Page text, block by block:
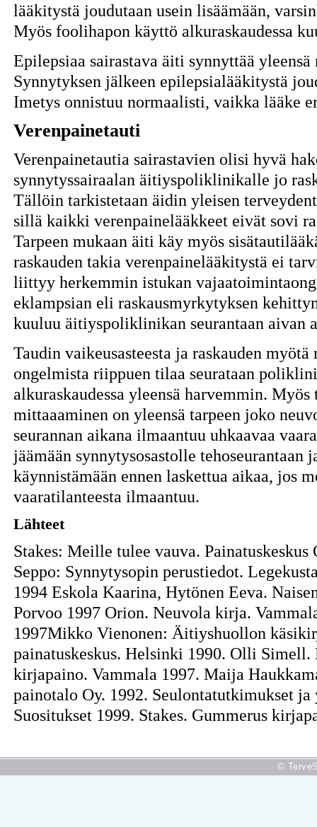
lääkitystä joudutaan usein lisäämään,
Myös foolihapon käyttö alkuraskaudessa
Epilepsiaa sairastava äiti synnyttää
Synnytyksen jälkeen epilepsialääkitystä
Imetys onnistuu normaalisti, vaikka lääke
Verenpainetauti
Verenpainetautia sairastavien olisi hyvä
synnytyssairaalan äitiyspoliklinikalle jo
Tällöin tarkistetaan äidin yleisen
sillä kaikki verenpainelääkkeet eivät sovi
Tarpeen mukaan äiti käy myös
raskauden takia verenpainelääkitystä ei
liittyy herkemmin istukan
eklampsian eli raskausmyrkytyksen
kuuluu äitiyspoliklinikan seurantaan aivan
Taudin vaikeusasteesta ja raskauden
ongelmista riippuen tilaa seurataan
alkuraskaudessa yleensä harvemmin.
mittaaaminen on yleensä tarpeen joko
seurannan aikana ilmaantuu uhkaavaa
jäämään synnytysosastolle tehoseurantaan
käynnistämään ennen laskettua aikaa, jos
vaaratilanteesta ilmaantuu.
Lähteet
Stakes: Meille tulee vauva.
Seppo: Synnytysopin perustiedot.
1994 Eskola Kaarina, Hytönen Eeva.
Porvoo 1997 Orion. Neuvola kirja.
1997Mikko Vienonen: Äitiyshuollon
painatuskeskus. Helsinki 1990. Olli
kirjapaino. Vammala 1997. Maija
painotalo Oy. 1992. Seulontatutkimukset
Suositukset 1999. Stakes. Gummerus
©